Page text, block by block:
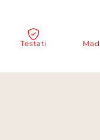
Testati Made